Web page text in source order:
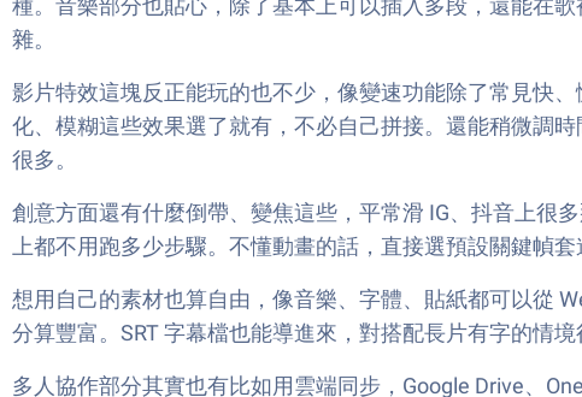
種。音樂部分也貼心，除了基本上可以插入多段，還能在
雜。
影片特效這塊反正能玩的也不少，像變速功能除了常見快
化、模糊這些效果選了就有，不必自己拼接。還能稍微調
很多。
創意方面還有什麼倒帶、變焦這些，平常滑 IG、抖音上很
上都不用跑多少步驟。不懂動畫的話，直接選預設關鍵幀
想用自己的素材也算自由，像音樂、字體、貼紙都可以從
分算豐富。SRT 字幕檔也能導進來，對搭配長片有字的情
多人協作部分其實也有比如用雲端同步，Google Drive、